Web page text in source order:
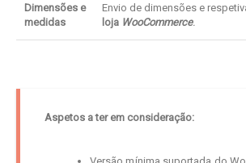
Dimensões e
medidas
Envio de dimensões e
loja WooCommerce.
Aspetos a ter em consideração:
Versão mínima suportada do